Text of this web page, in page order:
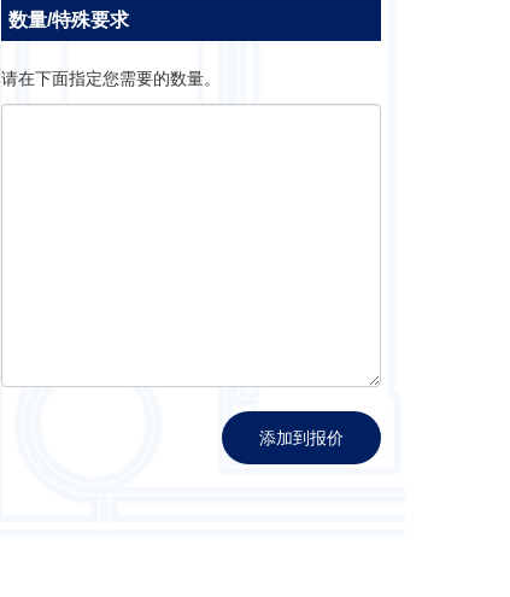
数量/特殊要求
请在下面指定您需要的数量。
添加到报价